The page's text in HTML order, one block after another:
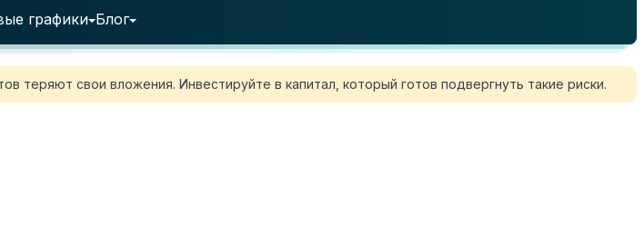
графики Блог
теряют свои вложения. Инвестируйте в капитал, который готов подвергнуть такие риски.